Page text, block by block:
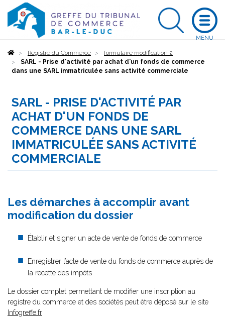
AccueilRegistre du Commerce
formulaire modification 2
SARL - Prise d'activité par achat d'un fonds de commerce
dans une SARL immatriculée sans activité commerciale
SARL - PRISE D'ACTIVITÉ PAR
ACHAT D'UN FONDS DE
COMMERCE DANS UNE SARL
IMMATRICULÉE SANS ACTIVITÉ
COMMERCIALE
Les démarches à accomplir avant
modification du dossier
Établir et signer un acte de vente de fonds de commerce
Enregistrer l’acte de vente du fonds de commerce auprès de
la recette des impôts
Le dossier complet permettant de modifier une inscription au
registre du commerce et des sociétés peut être déposé sur le site
Infogreffe.fr